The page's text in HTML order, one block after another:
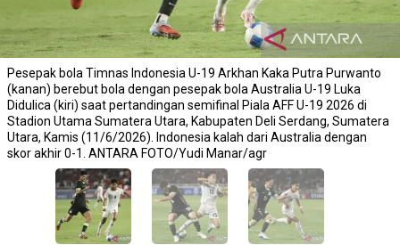
Pesepak bola Timnas Indonesia U-19 Arkhan Kaka Putra Purwanto
(kanan) berebut bola dengan pesepak bola Australia U-19 Luka
Didulica (kiri) saat pertandingan semifinal Piala AFF U-19 2026 di
Stadion Utama Sumatera Utara, Kabupaten Deli Serdang, Sumatera
Utara, Kamis (11/6/2026). Indonesia kalah dari Australia dengan
skor akhir 0-1. ANTARA FOTO/Yudi Manar/agr